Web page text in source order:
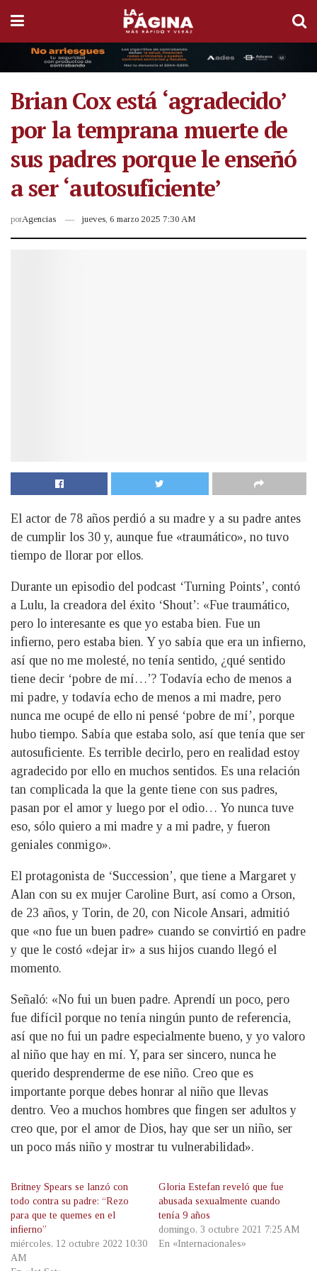
Brian Cox está ‘agradecido’
por la temprana muerte de
sus padres porque le enseñó
a ser ‘autosuficiente’
porAgencias jueves, 6 marzo 2025 7:30 AM
El actor de 78 años perdió a su madre y a su padre antes
de cumplir los 30 y, aunque fue «traumático», no tuvo
tiempo de llorar por ellos.
Durante un episodio del podcast ‘Turning Points’, contó
a Lulu, la creadora del éxito ‘Shout’: «Fue traumático,
pero lo interesante es que yo estaba bien. Fue un
infierno, pero estaba bien. Y yo sabía que era un infierno,
así que no me molesté, no tenía sentido, ¿qué sentido
tiene decir ‘pobre de mí…’? Todavía echo de menos a
mi padre, y todavía echo de menos a mi madre, pero
nunca me ocupé de ello ni pensé ‘pobre de mí’, porque
hubo tiempo. Sabía que estaba solo, así que tenía que ser
autosuficiente. Es terrible decirlo, pero en realidad estoy
agradecido por ello en muchos sentidos. Es una relación
tan complicada la que la gente tiene con sus padres,
pasan por el amor y luego por el odio… Yo nunca tuve
eso, sólo quiero a mi madre y a mi padre, y fueron
geniales conmigo».
El protagonista de ‘Succession’, que tiene a Margaret y
Alan con su ex mujer Caroline Burt, así como a Orson,
de 23 años, y Torin, de 20, con Nicole Ansari, admitió
que «no fue un buen padre» cuando se convirtió en padre
y que le costó «dejar ir» a sus hijos cuando llegó el
momento.
Señaló: «No fui un buen padre. Aprendí un poco, pero
fue difícil porque no tenía ningún punto de referencia,
así que no fui un padre especialmente bueno, y yo valoro
al niño que hay en mí. Y, para ser sincero, nunca he
querido desprenderme de ese niño. Creo que es
importante porque debes honrar al niño que llevas
dentro. Veo a muchos hombres que fingen ser adultos y
creo que, por el amor de Dios, hay que ser un niño, ser
un poco más niño y mostrar tu vulnerabilidad».
Britney Spears se lanzó con
todo contra su padre: “Rezo
para que te quemes en el
infierno”
miércoles, 12 octubre 2022 10:30
AM
Gloria Estefan reveló que fue
abusada sexualmente cuando
tenía 9 años
domingo, 3 octubre 2021 7:25 AM
En «Internacionales»